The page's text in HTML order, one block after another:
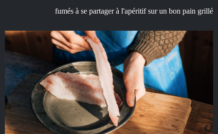
fumés à se partager à l'apéritif sur un bon pain grillé